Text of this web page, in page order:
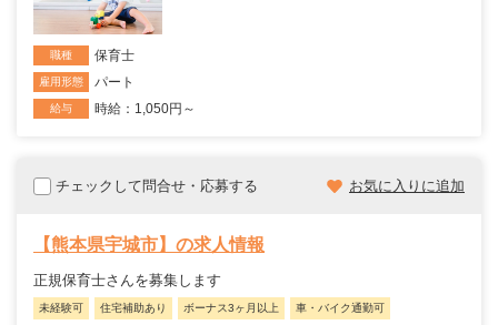
職種 保育士
雇用形態 パート
給与 時給：1,050円～
チェックして問合せ・応募する お気に入りに追加
【熊本県宇城市】の求人情報
正規保育士さんを募集します
未経験可 住宅補助あり ボーナス3ヶ月以上 車・バイク通勤可